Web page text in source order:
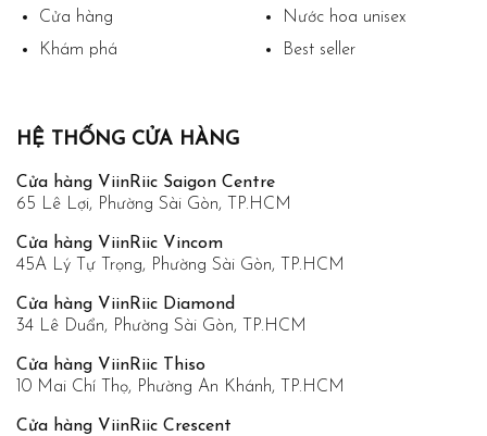
Cửa hàng
Khám phá
Nước hoa unisex
Best seller
HỆ THỐNG CỬA HÀNG
Cửa hàng ViinRiic Saigon Centre
65 Lê Lợi, Phường Sài Gòn, TP.HCM
Cửa hàng ViinRiic Vincom
45A Lý Tự Trọng, Phường Sài Gòn, TP.HCM
Cửa hàng ViinRiic Diamond
34 Lê Duẩn, Phường Sài Gòn, TP.HCM
Cửa hàng ViinRiic Thiso
10 Mai Chí Thọ, Phường An Khánh, TP.HCM
Cửa hàng ViinRiic Crescent